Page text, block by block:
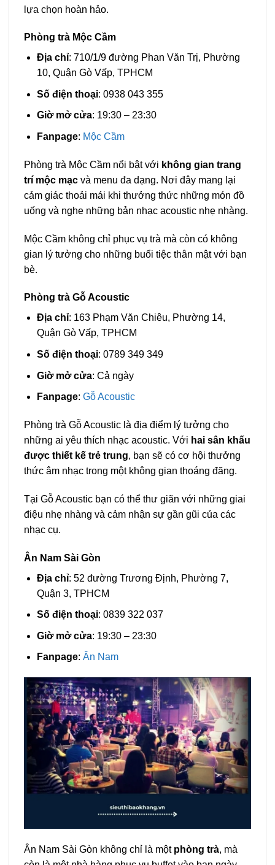
lựa chọn hoàn hảo.
Phòng trà Mộc Cầm
Địa chỉ: 710/1/9 đường Phan Văn Trị, Phường
10, Quận Gò Vấp, TPHCM
Số điện thoại: 0938 043 355
Giờ mở cửa: 19:30 – 23:30
Fanpage: Mộc Cầm
Phòng trà Mộc Cầm nổi bật với không gian trang
trí mộc mạc và menu đa dạng. Nơi đây mang lại
cảm giác thoải mái khi thưởng thức những món đồ
uống và nghe những bản nhạc acoustic nhẹ nhàng.
Mộc Cầm không chỉ phục vụ trà mà còn có không
gian lý tưởng cho những buổi tiệc thân mật với bạn
bè.
Phòng trà Gỗ Acoustic
Địa chỉ: 163 Phạm Văn Chiêu, Phường 14,
Quận Gò Vấp, TPHCM
Số điện thoại: 0789 349 349
Giờ mở cửa: Cả ngày
Fanpage: Gỗ Acoustic
Phòng trà Gỗ Acoustic là địa điểm lý tưởng cho
những ai yêu thích nhạc acoustic. Với hai sân khấu
được thiết kế trẻ trung, bạn sẽ có cơ hội thưởng
thức âm nhạc trong một không gian thoáng đãng.
Tại Gỗ Acoustic bạn có thể thư giãn với những giai
điệu nhẹ nhàng và cảm nhận sự gần gũi của các
nhạc cụ.
Ân Nam Sài Gòn
Địa chỉ: 52 đường Trương Định, Phường 7,
Quận 3, TPHCM
Số điện thoại: 0839 322 037
Giờ mở cửa: 19:30 – 23:30
Fanpage: Ân Nam
Ân Nam Sài Gòn không chỉ là một phòng trà, mà